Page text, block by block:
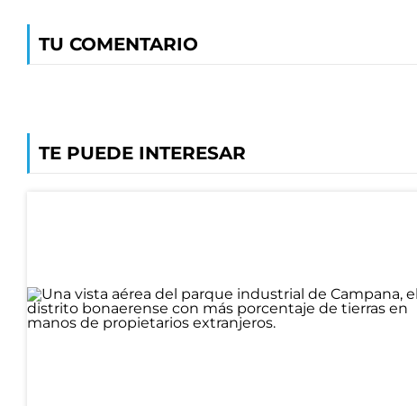
TU COMENTARIO
TE PUEDE INTERESAR